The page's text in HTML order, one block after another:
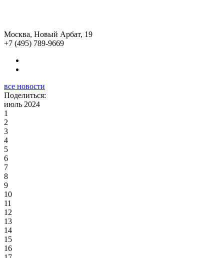
Москва, Новый Арбат, 19
+7 (495) 789-9669
все новости
Поделиться:
июль 2024
1
2
3
4
5
6
7
8
9
10
11
12
13
14
15
16